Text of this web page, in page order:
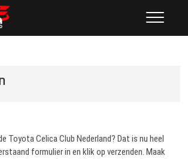
Toyota Celica Club Nederland
NEDERLAND'S GROOTSTE CLUB VAN CELICA
Toyota Celica Club Nederland? Dat is nu heel
formulier in en klik op verzenden. Maak